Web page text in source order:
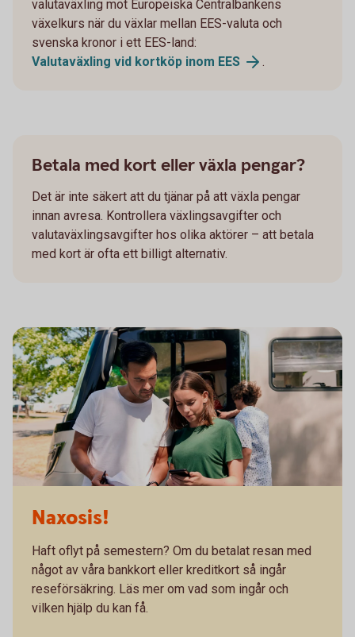
valutaväxling mot Europeiska Centralbankens
växelkurs när du växlar mellan EES-valuta och
svenska kronor i ett EES-land:
Valutaväxling vid kortköp inom EES
Betala med kort eller växla pengar?
Det är inte säkert att du tjänar på att växla pengar
innan avresa. Kontrollera växlingsavgifter och
valutaväxlingsavgifter hos olika aktörer – att betala
med kort är ofta ett billigt alternativ.
Naxosis!
Haft oflyt på semestern? Om du betalat resan med
något av våra bankkort eller kreditkort så ingår
reseförsäkring. Läs mer om vad som ingår och
vilken hjälp du kan få.